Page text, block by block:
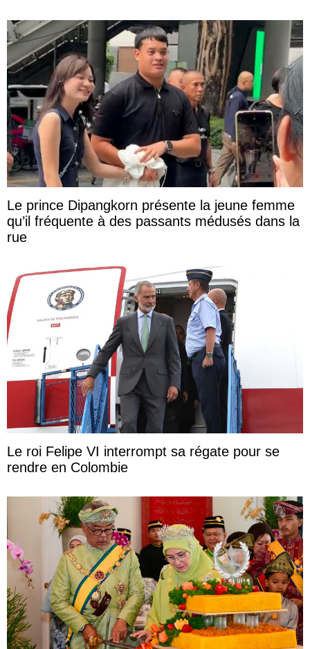
Le prince Dipangkorn présente la jeune femme
qu’il fréquente à des passants médusés dans la
rue
Le roi Felipe VI interrompt sa régate pour se
rendre en Colombie